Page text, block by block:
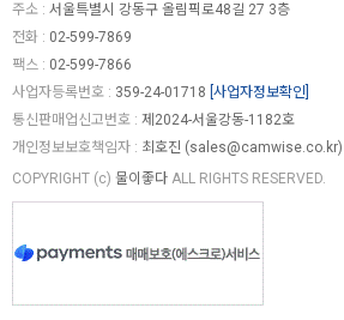
주소 : 서울특별시 강동구 올림픽로48길 27 3층
전화 : 02-599-7869
팩스 : 02-599-7866
사업자등록번호 : 359-24-01718 [사업자정보확인]
통신판매업신고번호 : 제2024-서울강동-1182호
개인정보보호책임자 : 최호진 (sales@camwise.co.kr)
COPYRIGHT (c) 물이좋다 ALL RIGHTS RESERVED.